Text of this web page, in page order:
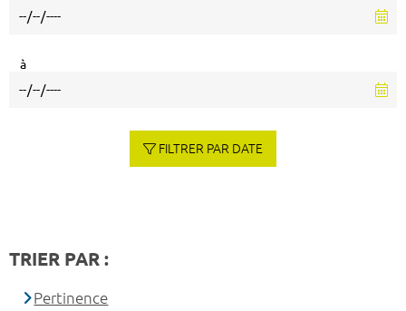
à
FILTRER PAR DATE
TRIER PAR :
Pertinence